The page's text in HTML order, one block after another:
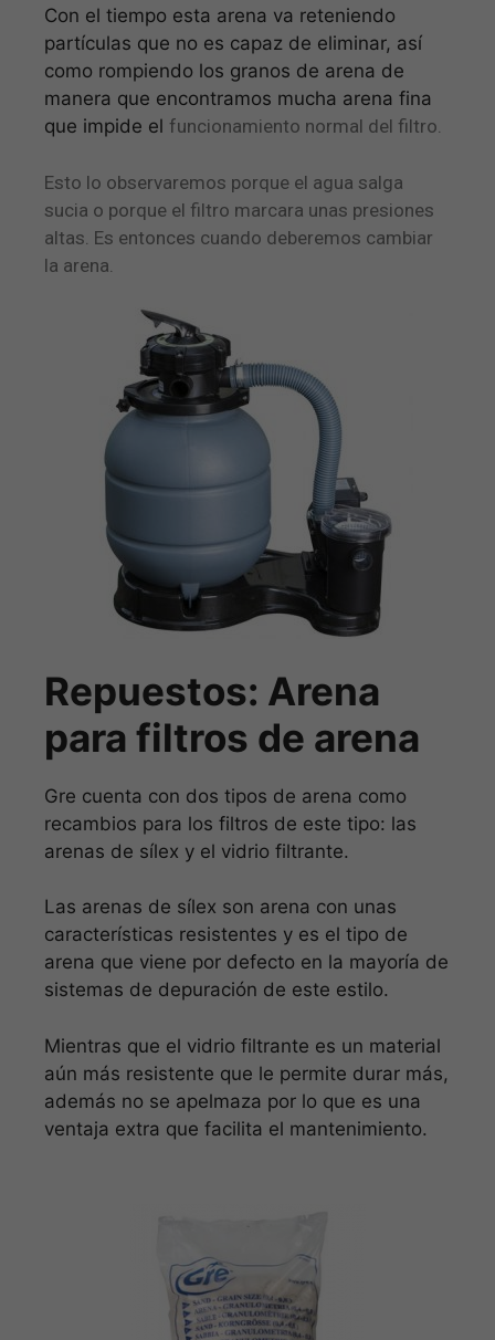
Con el tiempo esta arena va reteniendo
partículas que no es capaz de eliminar, así
como rompiendo los granos de arena de
manera que encontramos mucha arena fina
que impide el funcionamiento normal del filtro.
Esto lo observaremos porque el agua salga
sucia o porque el filtro marcara unas presiones
altas. Es entonces cuando deberemos cambiar
la arena.
Repuestos: Arena
para filtros de arena
Gre cuenta con dos tipos de arena como
recambios para los filtros de este tipo: las
arenas de sílex y el vidrio filtrante.
Las arenas de sílex son arena con unas
características resistentes y es el tipo de
arena que viene por defecto en la mayoría de
sistemas de depuración de este estilo.
Mientras que el vidrio filtrante es un material
aún más resistente que le permite durar más,
además no se apelmaza por lo que es una
ventaja extra que facilita el mantenimiento.